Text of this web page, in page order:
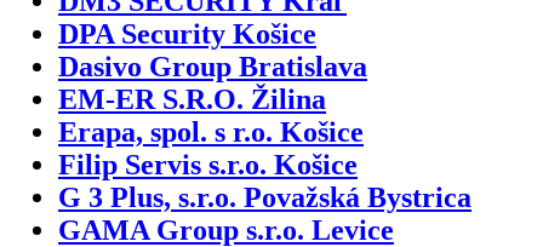
DPA Security Košice
Dasivo Group Bratislava
EM-ER S.R.O. Žilina
Erapa, spol. s r.o. Košice
Filip Servis s.r.o. Košice
G 3 Plus, s.r.o. Považská Bystrica
GAMA Group s.r.o. Levice